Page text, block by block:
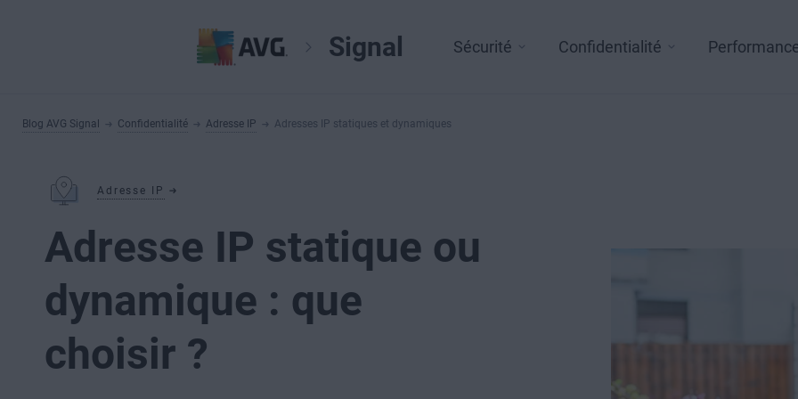
Signal Sécurité Confidentialité
Blog AVG Signal Confidentialité Adresse IP Adresses IP statiques et dynamiques
Adresse IP
Adresse IP statique ou
dynamique : que
choisir ?